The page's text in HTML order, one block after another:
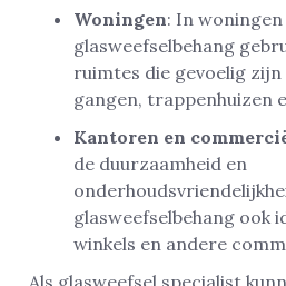
Woningen: In woningen
glasweefselbehang
ruimtes die gevoelig
gangen, trappenhuizen
Kantoren en
de duurzaamheid en
glasweefselbehang ook
winkels en andere
Als glasweefsel specialist